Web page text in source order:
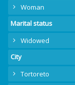
Woman
Marital status
Widowed
City
Tortoreto